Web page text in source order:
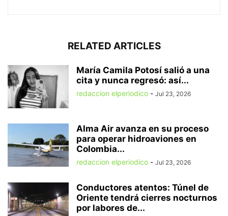
RELATED ARTICLES
María Camila Potosí salió a una
cita y nunca regresó: así...
redaccion elperiodico - Jul 23, 2026
Alma Air avanza en su proceso
para operar hidroaviones en
Colombia...
redaccion elperiodico - Jul 23, 2026
Conductores atentos: Túnel de
Oriente tendrá cierres nocturnos
por labores de...